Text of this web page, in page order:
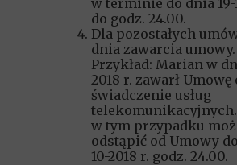
w terminie do dnia 19-
do godz. 24.00.
Dla pozostałych
dnia zawarcia umowy.
Przykład: Marian w
2018 r. zawarł Umowę
świadczenie usług
w tym przypadku
odstąpić od Umowy
10-2018 r. godz. 24.00.